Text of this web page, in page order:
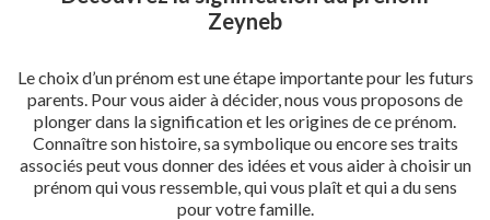
Zeyneb
Le choix d’un prénom est une étape importante pour les futurs
parents. Pour vous aider à décider, nous vous proposons de
plonger dans la signification et les origines de ce prénom.
Connaître son histoire, sa symbolique ou encore ses traits
associés peut vous donner des idées et vous aider à choisir un
prénom qui vous ressemble, qui vous plaît et qui a du sens
pour votre famille.